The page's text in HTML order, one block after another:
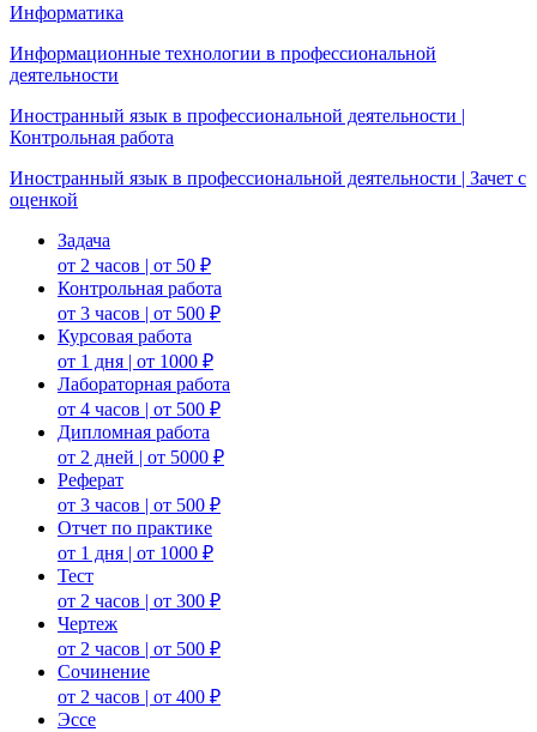
Информатика
Информационные технологии в профессиональной
деятельности
Иностранный язык в профессиональной деятельности |
Контрольная работа
Иностранный язык в профессиональной деятельности | Зачет с
оценкой
Задача
от 2 часов | от 50 ₽
Контрольная работа
от 3 часов | от 500 ₽
Курсовая работа
от 1 дня | от 1000 ₽
Лабораторная работа
от 4 часов | от 500 ₽
Дипломная работа
от 2 дней | от 5000 ₽
Реферат
от 3 часов | от 500 ₽
Отчет по практике
от 1 дня | от 1000 ₽
Тест
от 2 часов | от 300 ₽
Чертеж
от 2 часов | от 500 ₽
Сочинение
от 2 часов | от 400 ₽
Эссе